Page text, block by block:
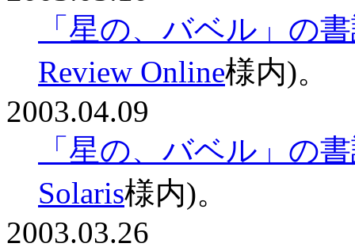
「星の、バベル」の
Review Online様内)。
2003.04.09
「星の、バベル」の
Solaris様内)。
2003.03.26